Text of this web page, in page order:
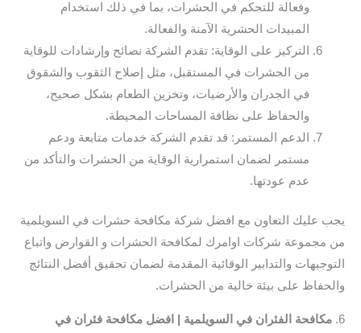
وفعالة للتحكم في الحشرات، بما في ذلك استخدام
المبيدات الحشرية الآمنة والفعالة.
التركيز على الوقاية: تقدم الشركة نصائح وإرشادات للوقاية
من الحشرات في المستقبل، مثل إصلاح الثقوب والشقوق
في الجدران والأرضيات، وتخزين الطعام بشكل صحيح،
والحفاظ على نظافة المساحات المحيطة.
الدعم المستمر: قد تقدم الشركة خدمات متابعة ودعم
مستمر لضمان استمرارية الوقاية من الحشرات والتأكد من
عدم عودتها.
يجب عليك التعاون مع افضل شركة مكافحة حشرات في السويلمية
من مجموعة شركات اوامرك لمكافحة الحشرات و القوارض واتباع
التوجيهات والتدابير الوقائية المقدمة لضمان تحقيق أفضل النتائج
والحفاظ على بيئة خالية من الحشرات.
6. مكافحة الفئران في السويلمية | افضل مكافحة فئران في